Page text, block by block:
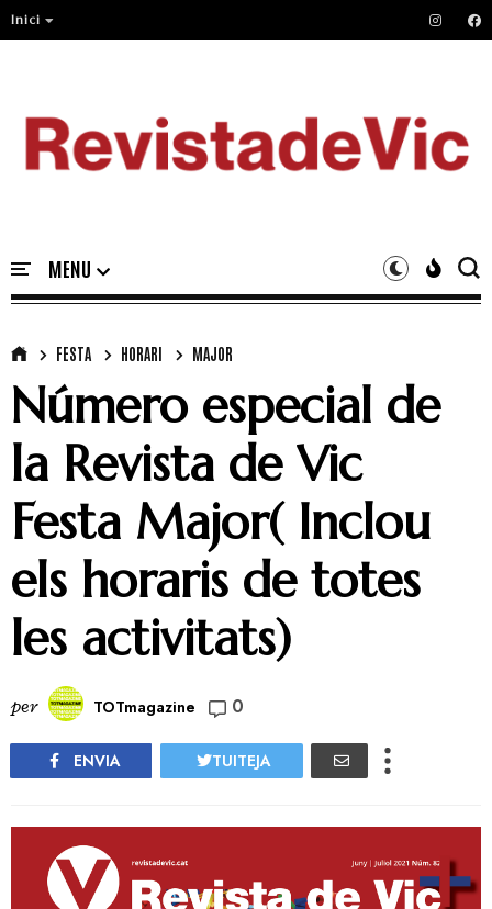
Inici
FESTA HORARI MAJOR
Número especial de
la Revista de Vic
Festa Major( Inclou
els horaris de totes
les activitats)
per TOTmagazine 0
ENVIA TUITEJA